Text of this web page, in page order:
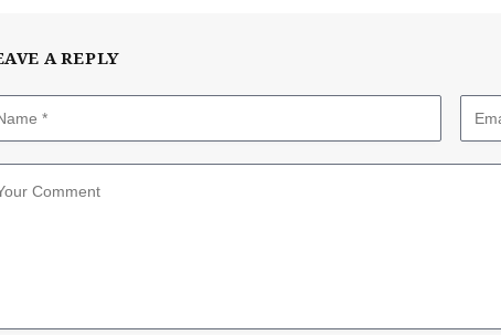
A REPLY